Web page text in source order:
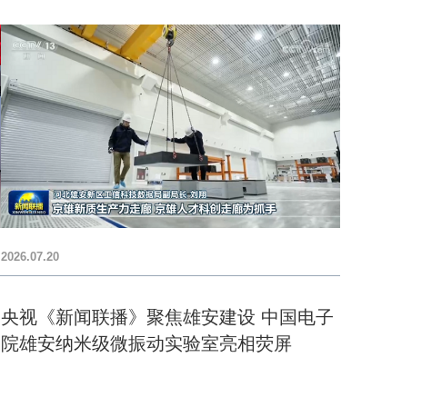
2026.07.20
央视《新闻联播》聚焦雄安建设 中国电子
院雄安纳米级微振动实验室亮相荧屏